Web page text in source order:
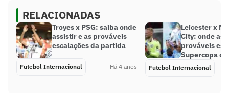
RELACIONADAS
Troyes x PSG: saiba onde
assistir e as prováveis
escalações da partida
Futebol Internacional Há 4 anos
Leicester x
City: onde
prováveis
Supercopa
Futebol Internacional